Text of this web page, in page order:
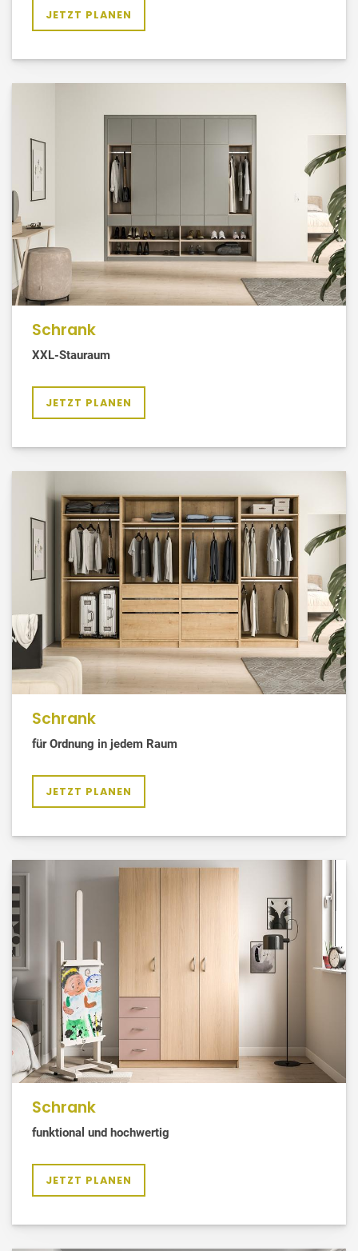
JETZT PLANEN
Schrank
XXL-Stauraum
JETZT PLANEN
Schrank
für Ordnung in jedem Raum
JETZT PLANEN
Schrank
funktional und hochwertig
JETZT PLANEN